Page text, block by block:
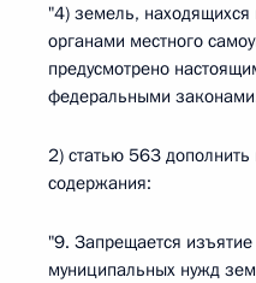
"4) земель, находящихся
органами местного
предусмотрено
федеральными
2) статью 563
содержания:
"9. Запрещается изъятие
муниципальных нужд